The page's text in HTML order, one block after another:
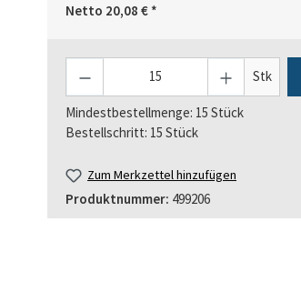
Netto 20,08 € *
Stk
Mindestbestellmenge: 15 Stück
Bestellschritt: 15 Stück
Zum Merkzettel hinzufügen
Produktnummer: 499206